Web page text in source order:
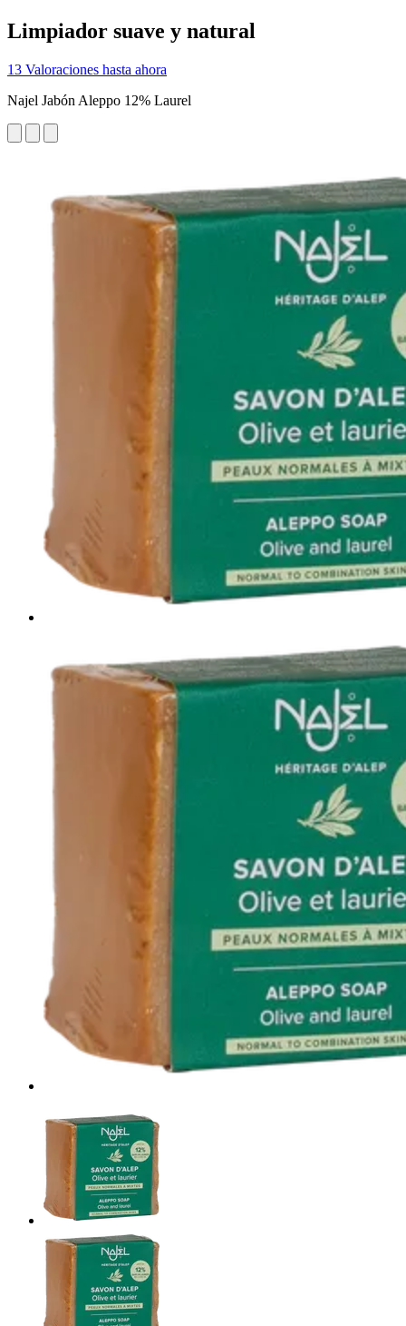
Limpiador suave y natural
13 Valoraciones hasta ahora
Najel Jabón Aleppo 12% Laurel